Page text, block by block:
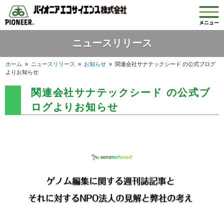
ニュースリリース
ホーム » ニュースリリース » お知らせ »関連会社サナテックシード の公式ブログ
よりお知らせ
関連会社サナテックシード の公式ブ
ログよりお知らせ